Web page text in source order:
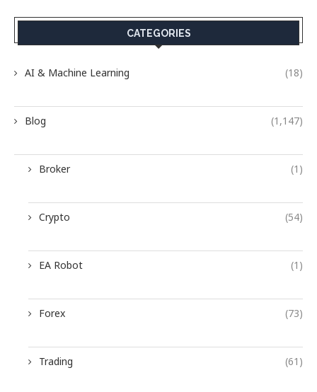
CATEGORIES
AI & Machine Learning (18)
Blog (1,147)
Broker (1)
Crypto (54)
EA Robot (1)
Forex (73)
Trading (61)